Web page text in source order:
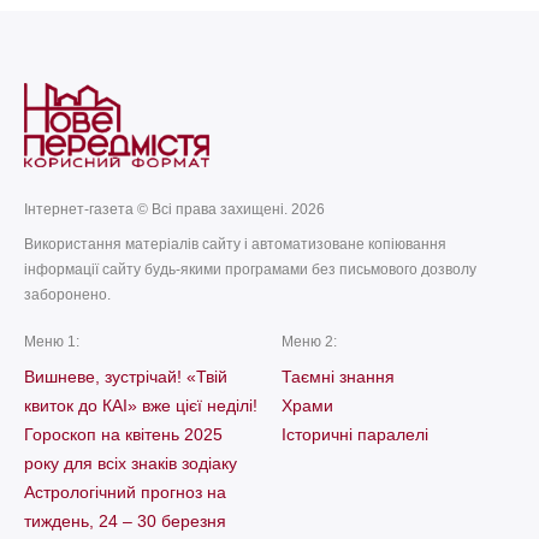
Інтернет-газета © Всі права захищені. 2026
Використання матеріалів сайту і автоматизоване копіювання
інформації сайту будь-якими програмами без письмового дозволу
заборонено.
Меню 1:
Вишневе, зустрічай! «Твій
квиток до КАІ» вже цієї неділі!
Гороскоп на квітень 2025
року для всіх знаків зодіаку
Астрологічний прогноз на
тиждень, 24 – 30 березня
Меню 2:
Таємні знання
Храми
Історичні паралелі